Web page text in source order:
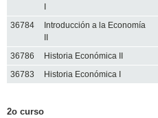
I
36784
Introducción a la Economía
II
36786 Historia Económica II
36783
Historia Económica I
2o curso